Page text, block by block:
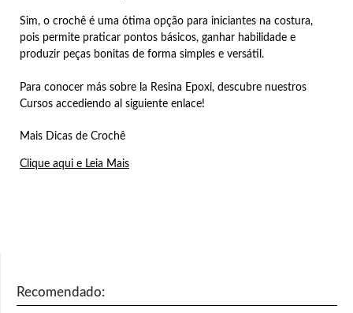
Sim, o crochê é uma ótima opção para iniciantes na costura,
pois permite praticar pontos básicos, ganhar habilidade e
produzir peças bonitas de forma simples e versátil.
Para conocer más sobre la Resina Epoxi, descubre nuestros
Cursos accediendo al siguiente enlace!
Mais Dicas de Crochê
Clique aqui e Leia Mais
Recomendado: